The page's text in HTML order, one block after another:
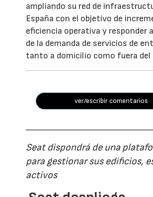
ampliando su red de
España con el objetivo de
eficiencia operativa y responder
de la demanda de servicios de
tanto a domicilio como fuera del
ver/escribir comentarios
Seat dispondrá de una
para gestionar sus edificios,
activos